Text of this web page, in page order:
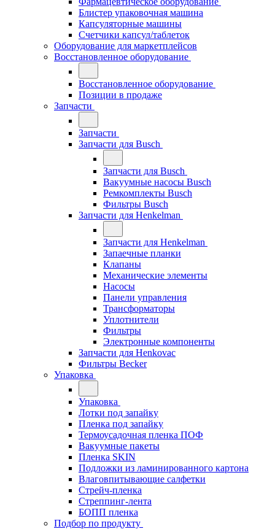
Блистер упаковочная машина
Капсуляторные машины
Счетчики капсул/таблеток
Оборудование для маркетплейсов
Восстановленное оборудование
Восстановленное оборудование
Позиции в продаже
Запчасти
Запчасти
Запчасти для Busch
Запчасти для Busch
Вакуумные насосы Busch
Ремкомплекты Busch
Фильтры Busch
Запчасти для Henkelman
Запчасти для Henkelman
Запаечные планки
Клапаны
Механические элементы
Насосы
Панели управления
Трансформаторы
Уплотнители
Фильтры
Электронные компоненты
Запчасти для Henkovac
Фильтры Becker
Упаковка
Упаковка
Лотки под запайку
Пленка под запайку
Термоусадочная пленка ПОФ
Вакуумные пакеты
Пленка SKIN
Подложки из ламинированного картона
Влаговпитывающие салфетки
Стрейч-пленка
Стреппинг-лента
БОПП пленка
Подбор по продукту